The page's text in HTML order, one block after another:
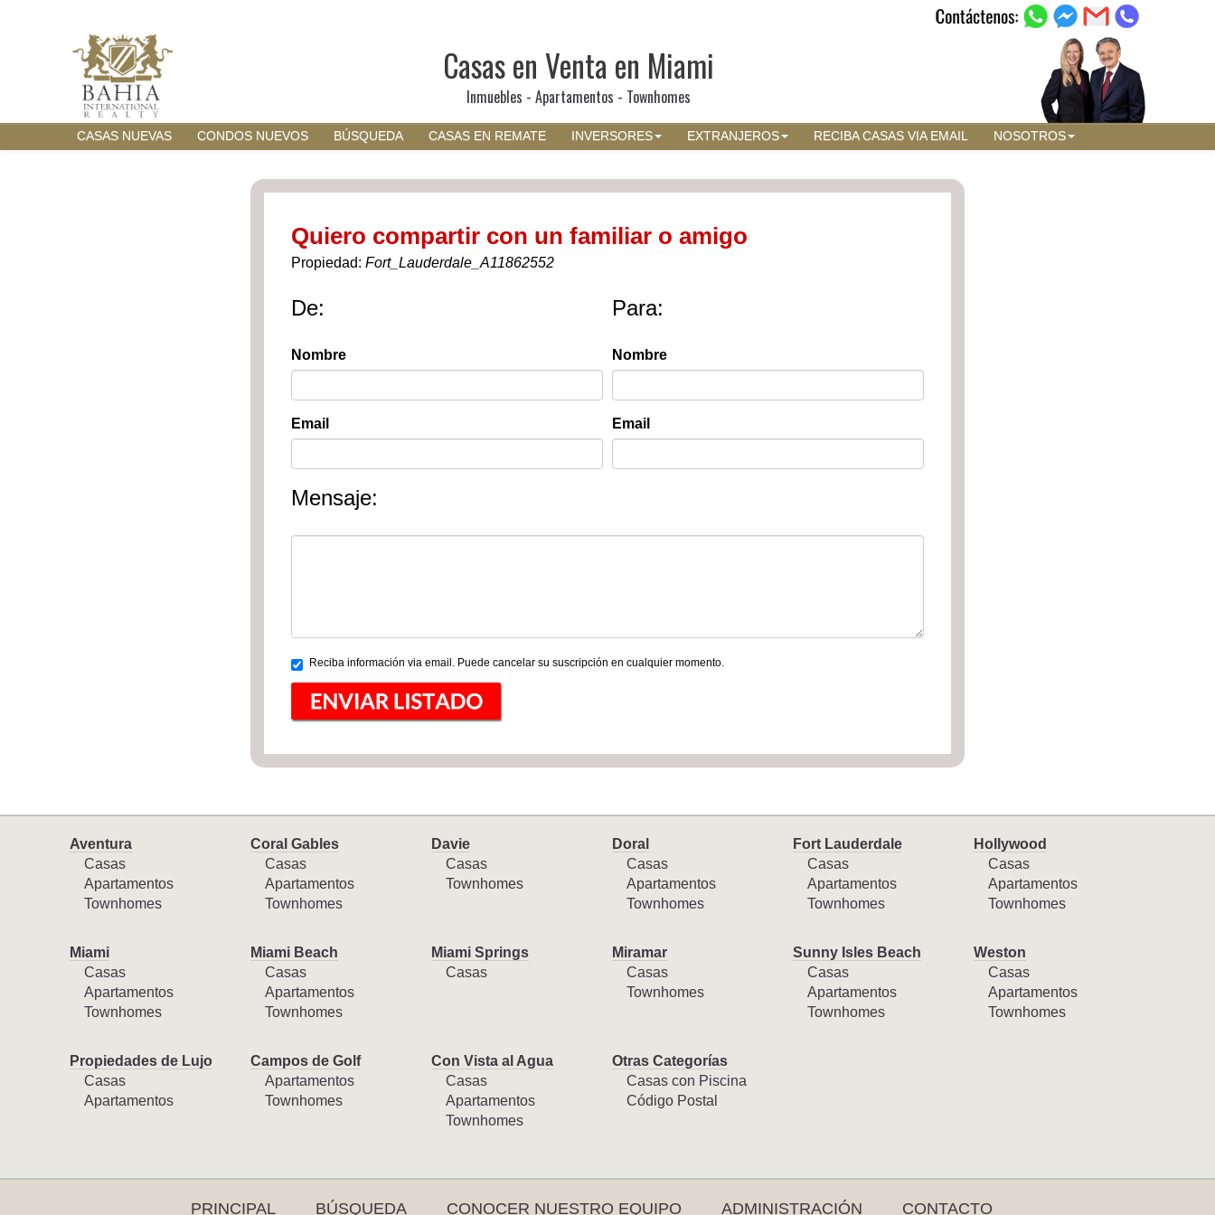
Casas en Venta en Miami
Inmuebles - Apartamentos - Townhomes
CASAS NUEVAS CONDOS NUEVOS BÚSQUEDA CASAS EN REMATE INVERSORES EXTRANJEROS RECIBA CASAS VIA EMAIL NOSOTROS
Quiero compartir con un familiar o amigo
Propiedad: Fort_Lauderdale_A11862552
De:
Nombre
Email
Para:
Nombre
Email
Mensaje:
Reciba información via email. Puede cancelar su suscripción en cualquier momento.
Aventura
Casas
Apartamentos
Townhomes
Coral Gables
Casas
Apartamentos
Townhomes
Davie
Casas
Townhomes
Doral
Casas
Apartamentos
Townhomes
Fort Lauderdale
Casas
Apartamentos
Townhomes
Hollywood
Casas
Apartamentos
Townhomes
Miami
Casas
Apartamentos
Townhomes
Miami Beach
Casas
Apartamentos
Townhomes
Miami Springs
Casas
Miramar
Casas
Townhomes
Sunny Isles Beach
Casas
Apartamentos
Townhomes
Weston
Casas
Apartamentos
Townhomes
Propiedades de Lujo
Casas
Apartamentos
Campos de Golf
Apartamentos
Townhomes
Con Vista al Agua
Casas
Apartamentos
Townhomes
Otras Categorías
Casas con Piscina
Código Postal
PRINCIPAL BÚSQUEDA CONOCER NUESTRO EQUIPO ADMINISTRACIÓN CONTACTO